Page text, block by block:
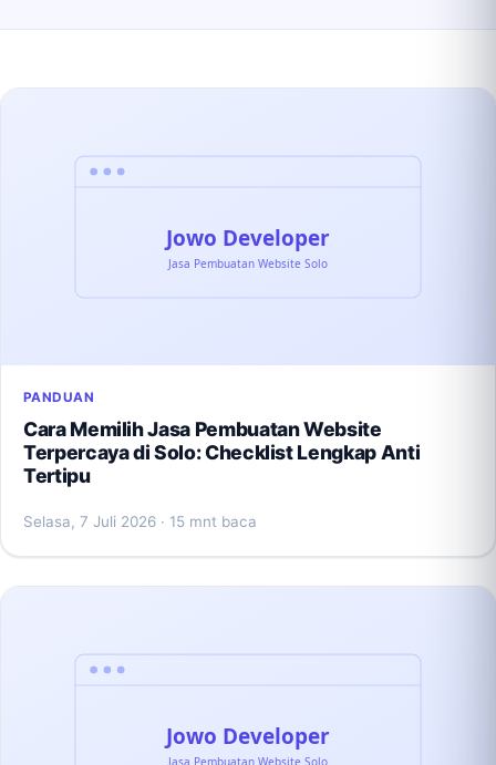
PANDUAN
Cara Memilih Jasa Pembuatan Website
Terpercaya di Solo: Checklist Lengkap Anti
Tertipu
Selasa, 7 Juli 2026 · 15 mnt baca